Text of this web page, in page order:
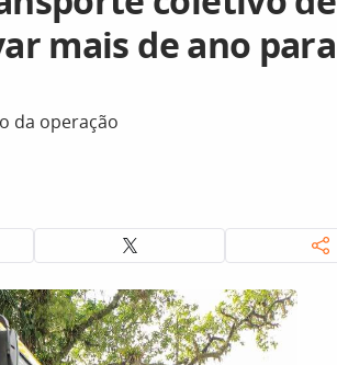
mais de ano para
da operação